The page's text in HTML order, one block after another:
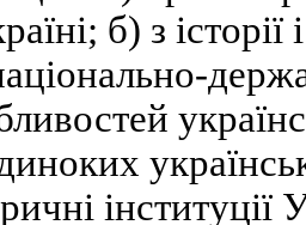
б) з